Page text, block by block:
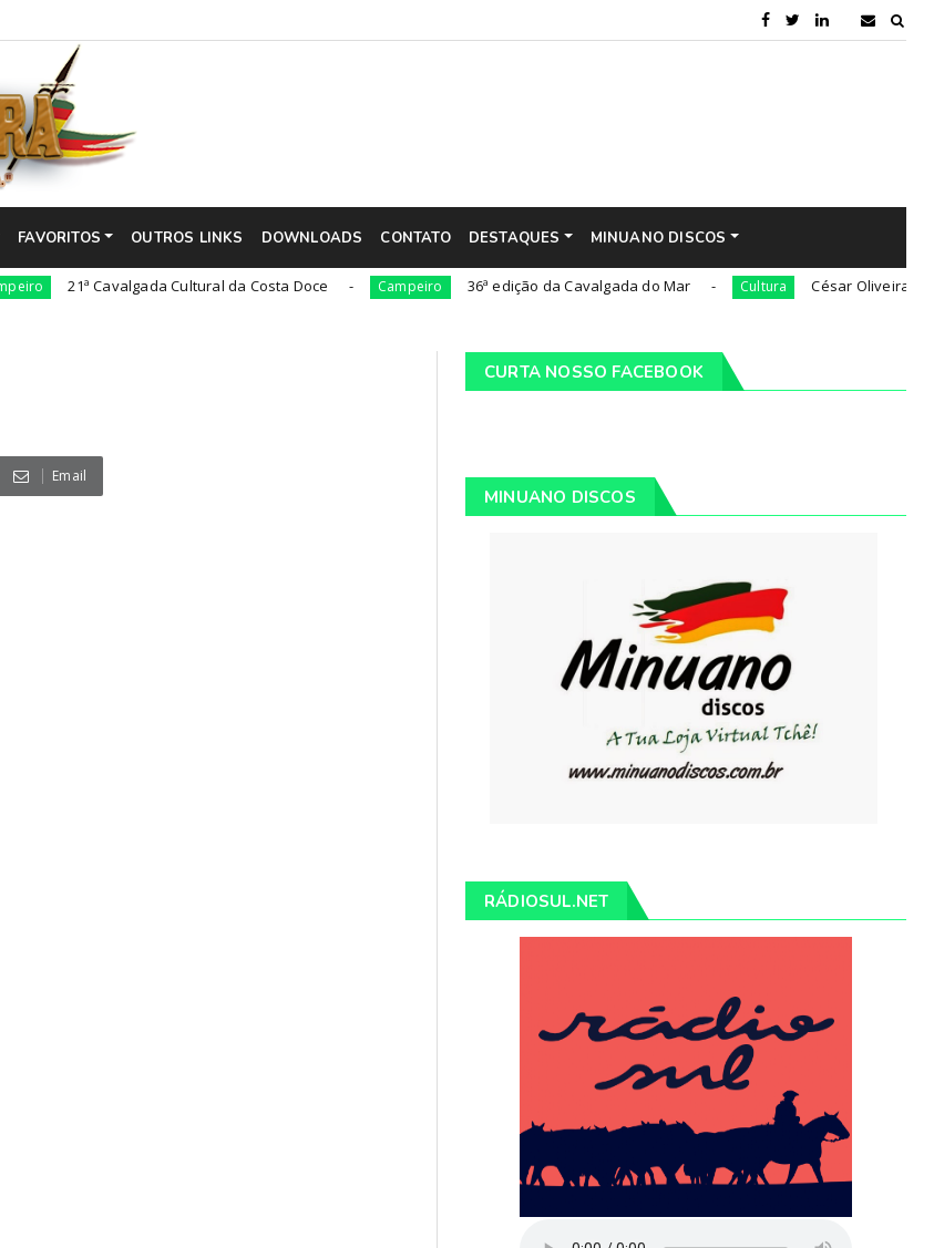
FAVORITOS OUTROS LINKS DOWNLOADS CONTATO DESTAQUES MINUANO DISCOS
21ª Cavalgada Cultural da Costa Doce Campeiro 36ª edição da Cavalgada do Mar Cultura César Oliveira será
Email
CURTA NOSSO FACEBOOK
MINUANO DISCOS
RÁDIOSUL.NET